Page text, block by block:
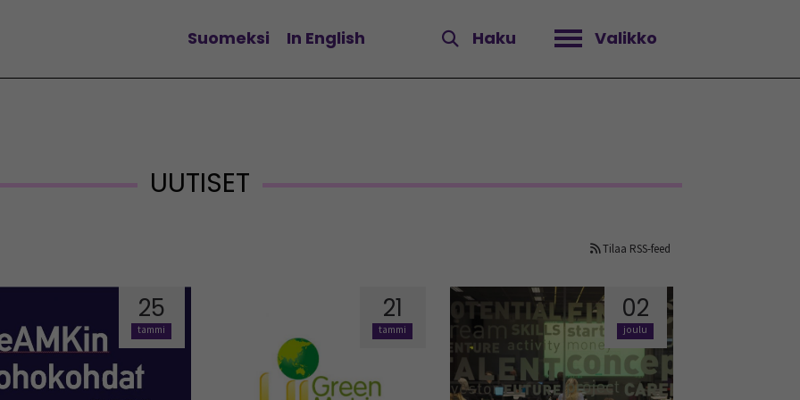
Vaihda kieltä
Suomeksi In English Haku Valikko
Avaa valikko
UUTISET
Tilaa RSS-feed
25
tammi
21
tammi
02
joulu